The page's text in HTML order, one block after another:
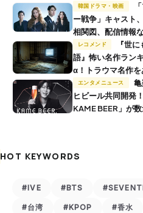
韓国ドラマ・映画
ー戦争」キャスト
相関図、配信情報
レコメンド
語』怖い名作ラン
α！トラウマ名作を
きで解説
エンタメニュース
ヒビール共同開発
KAME BEER」が
HOT KEYWORDS
#IVE #BTS
#台湾 #KPOP #香水